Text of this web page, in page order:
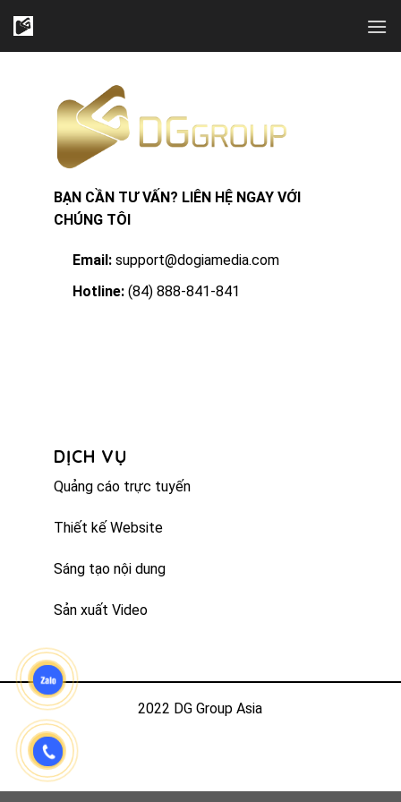
content
BẠN CẦN TƯ VẤN? LIÊN HỆ NGAY VỚI
CHÚNG TÔI
Email: support@dogiamedia.com
Hotline: (84) 888-841-841
DỊCH VỤ
Quảng cáo trực tuyến
Thiết kế Website
Sáng tạo nội dung
Sản xuất Video
2022 DG Group Asia